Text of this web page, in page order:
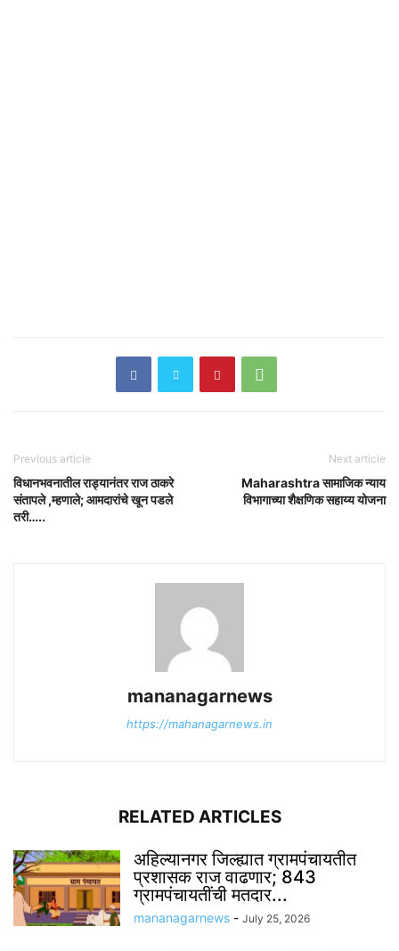
Previous article
विधानभवनातील राड्यानंतर राज ठाकरे
संतापले ,म्हणाले; आमदारांचे खून पडले
तरी…..
Next article
Maharashtra सामाजिक न्याय
विभागाच्या शैक्षणिक सहाय्य योजना
mananagarnews
https://mahanagarnews.in
RELATED ARTICLES
अहिल्यानगर जिल्ह्यात ग्रामपंचायतीत
प्रशासक राज वाढणार; 843
ग्रामपंचायतींची मतदार...
mananagarnews - July 25, 2026